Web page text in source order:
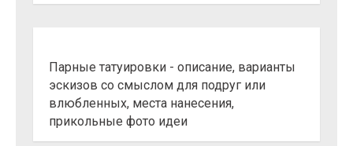
Парные татуировки - описание, варианты
эскизов со смыслом для подруг или
влюбленных, места нанесения,
прикольные фото идеи